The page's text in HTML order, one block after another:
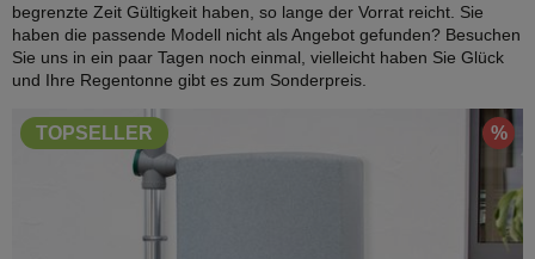
begrenzte Zeit Gültigkeit haben, so lange der Vorrat reicht. Sie
haben die passende Modell nicht als Angebot gefunden? Besuchen
Sie uns in ein paar Tagen noch einmal, vielleicht haben Sie Glück
und Ihre Regentonne gibt es zum Sonderpreis.
TOPSELLER %